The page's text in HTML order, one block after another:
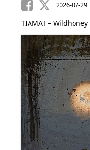
2026-07-29
TIAMAT – Wildhoney